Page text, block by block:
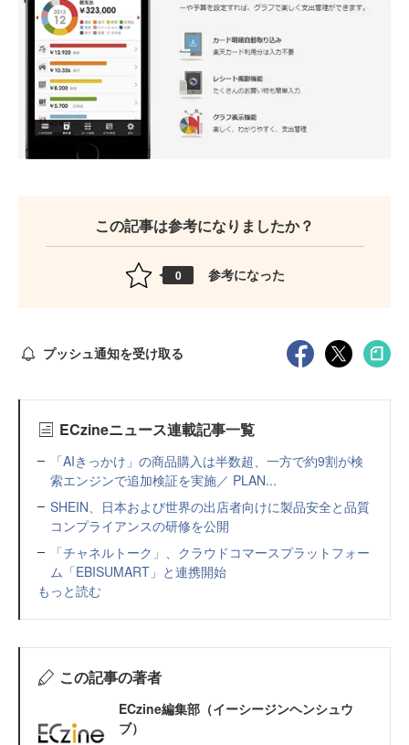
この記事は参考になりましたか？
0 参考になった
プッシュ通知を受け取る
ECzineニュース連載記事一覧
「AIきっかけ」の商品購入は半数超、一方で約9割が検
索エンジンで追加検証を実施／ PLAN...
SHEIN、日本および世界の出店者向けに製品安全と品質
コンプライアンスの研修を公開
「チャネルトーク」、クラウドコマースプラットフォー
ム「EBISUMART」と連携開始
もっと読む
この記事の著者
ECzine編集部（イーシージンヘンシュウ
ブ）